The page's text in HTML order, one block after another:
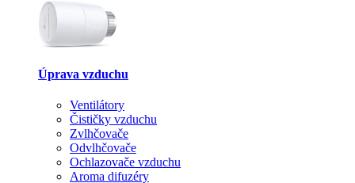
Úprava vzduchu
Ventilátory
Čističky vzduchu
Zvlhčovače
Odvlhčovače
Ochlazovače vzduchu
Aroma difuzéry